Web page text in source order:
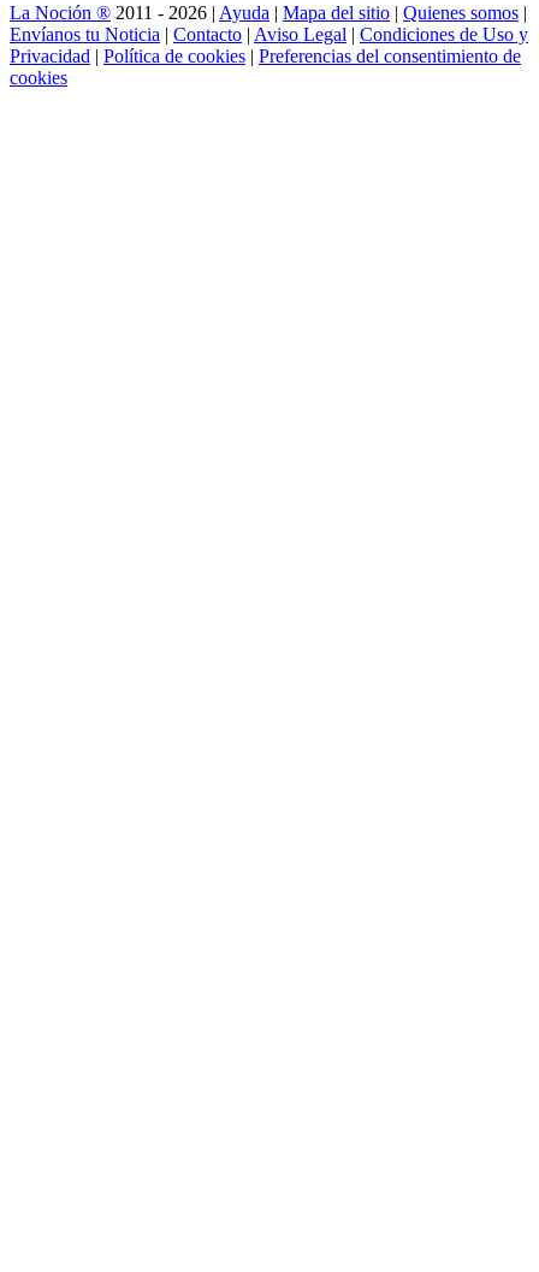
La Noción ® 2011 - 2026 | Ayuda | Mapa del sitio | Quienes somos |
Envíanos tu Noticia | Contacto | Aviso Legal | Condiciones de Uso y
Privacidad | Política de cookies | Preferencias del consentimiento de
cookies